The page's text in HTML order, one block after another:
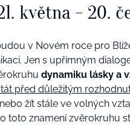
května - 20.
v Novém roce pro
Jen s upřímným
dynamiku lásky a
před důležitým
žít stále ve volných
toto znamení zvěrokruhu